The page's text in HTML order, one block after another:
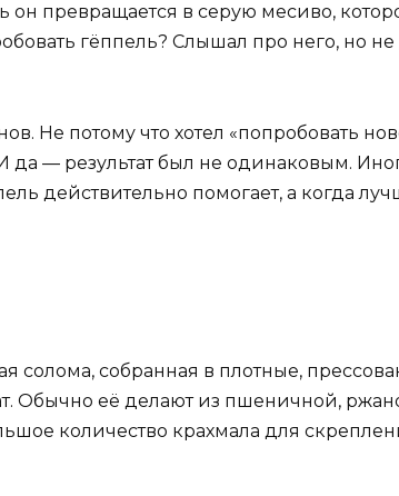
он превращается в серую месиво,
гёппель? Слышал про него, но
Не потому что хотел «попробовать
да — результат был не одинаковым.
действительно помогает, а когда
солома, собранная в плотные,
Обычно её делают из пшеничной,
количество крахмала для